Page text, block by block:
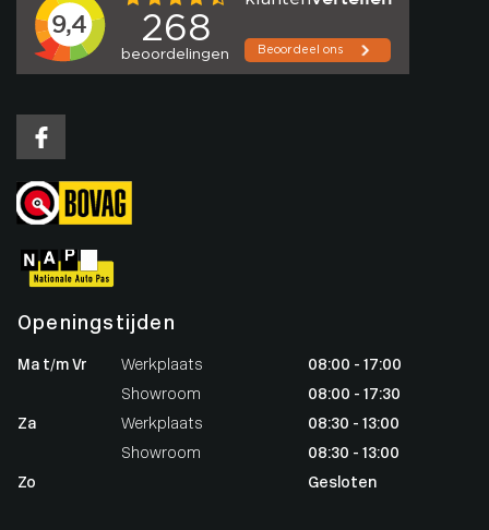
Openingstijden
Ma t/m Vr
Werkplaats
Showroom
Za
Werkplaats
Showroom
Zo
08:00 - 17:00
08:00 - 17:30
08:30 - 13:00
08:30 - 13:00
Gesloten